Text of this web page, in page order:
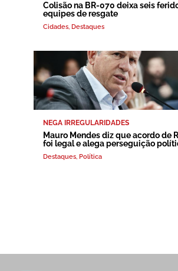
Colisão na BR-070 deixa seis
equipes de resgate
Cidades, Destaques
NEGA IRREGULARIDADES
Mauro Mendes diz que acordo de
foi legal e alega perseguição
Destaques, Política